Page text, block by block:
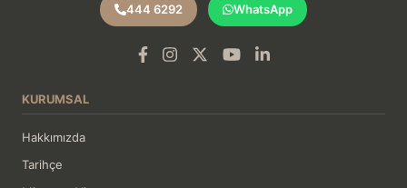
444 6292 WhatsApp
KURUMSAL
Hakkımızda
Tarihçe